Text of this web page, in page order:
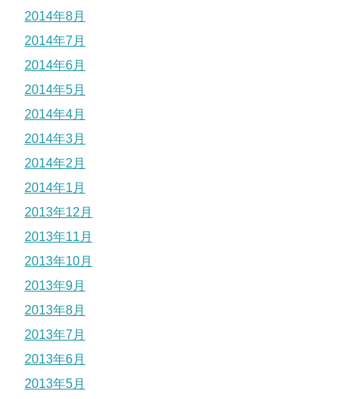
2014年8月
2014年7月
2014年6月
2014年5月
2014年4月
2014年3月
2014年2月
2014年1月
2013年12月
2013年11月
2013年10月
2013年9月
2013年8月
2013年7月
2013年6月
2013年5月